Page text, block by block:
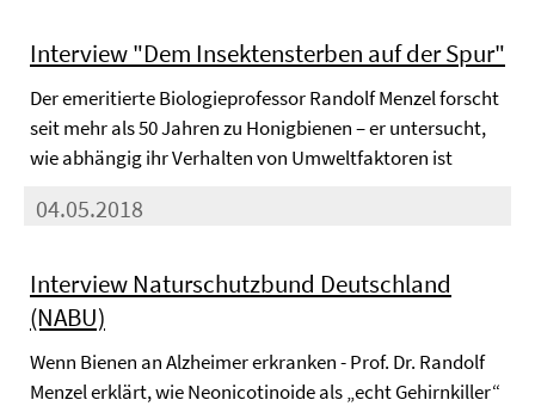
Interview "Dem Insektensterben auf der Spur"
Der emeritierte Biologieprofessor Randolf Menzel forscht
seit mehr als 50 Jahren zu Honigbienen – er untersucht,
wie abhängig ihr Verhalten von Umweltfaktoren ist
04.05.2018
Interview Naturschutzbund Deutschland
(NABU)
Wenn Bienen an Alzheimer erkranken - Prof. Dr. Randolf
Menzel erklärt, wie Neonicotinoide als „echt Gehirnkiller“